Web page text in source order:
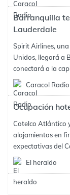
Barranquilla
Lauderdale
Spirit Airlines,
Unidos, llegará a
conectará a la
Caracol Radio
Ocupación
Cotelco Atlántico
alojamientos en
expectativas del
El heraldo